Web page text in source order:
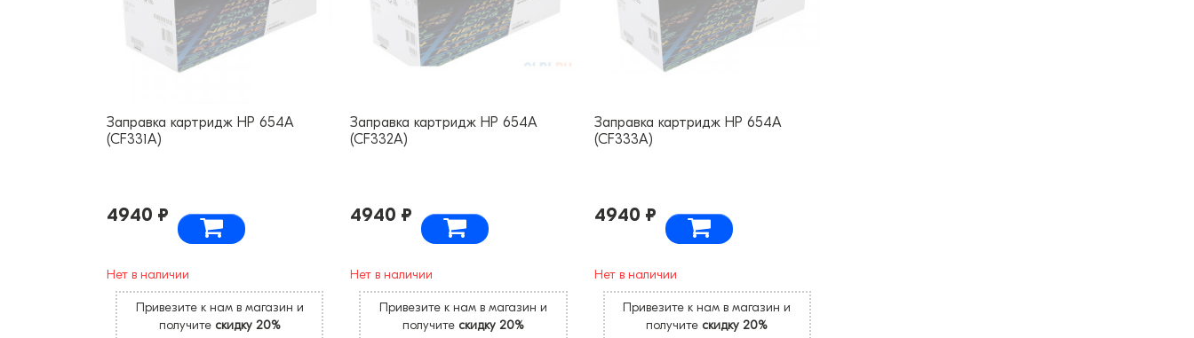
Заправка картридж HP 654A
(CF331A)
4940 ₽
Нет в наличии
Привезите к нам в магазин и
получите скидку 20%
Заправка картридж HP 654A
(CF332A)
4940 ₽
Нет в наличии
Привезите к нам в магазин и
получите скидку 20%
Заправка картридж HP 654A
(CF333A)
4940 ₽
Нет в наличии
Привезите к нам в магазин и
получите скидку 20%